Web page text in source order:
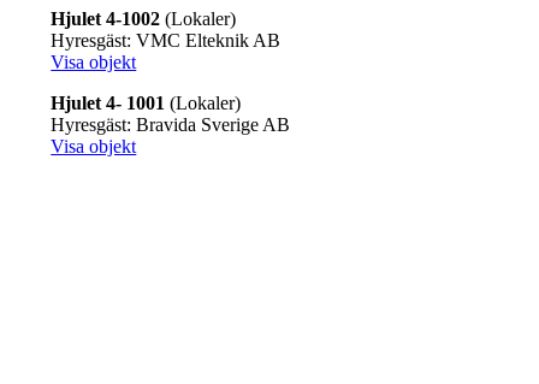
Hjulet 4-1002 (Lokaler)
Hyresgäst: VMC Elteknik AB
Visa objekt
Hjulet 4- 1001 (Lokaler)
Hyresgäst: Bravida Sverige AB
Visa objekt